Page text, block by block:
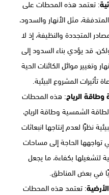
: تعتمد هذه المحطات على
مثل الأنهار والسدود،
المتجددة والنظيفة، إذ لا
ولكن، قد يؤدي بناء السدود إلى
وتغيير موائل الكائنات الحية
تأثيرات المشروع البيئية.
الرياح: هذه المحطات
الشمسية وطاقة الرياح،
نظرًا لعدم إنتاجها انبعاثات
تواجهها الحاجة إلى مساحات
لتشغيلها بكفاءة، ما يجعل
في بعض المناطق.
: تعتمد هذه المحطات